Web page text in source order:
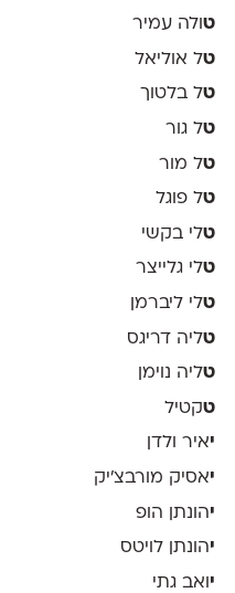
טולה עמיר
טל אוליאל
טל בלטוך
טל גור
טל מור
טל פוגל
טלי בקשי
טלי גלייצר
טלי ליברמן
טליה דריגס
טליה נוימן
טקטיל
יאיר ולדן
יאסיק מורבצ'יק
יהונתן הופ
יהונתן לויטס
י ואב גתי